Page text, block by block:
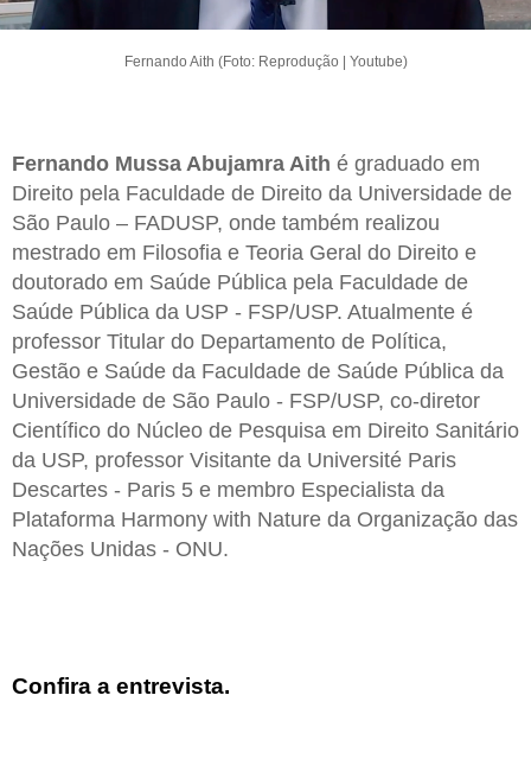
Fernando Aith (Foto: Reprodução | Youtube)
Fernando Mussa Abujamra Aith é graduado em
Direito pela Faculdade de Direito da Universidade de
São Paulo – FADUSP, onde também realizou
mestrado em Filosofia e Teoria Geral do Direito e
doutorado em Saúde Pública pela Faculdade de
Saúde Pública da USP - FSP/USP. Atualmente é
professor Titular do Departamento de Política,
Gestão e Saúde da Faculdade de Saúde Pública da
Universidade de São Paulo - FSP/USP, co-diretor
Científico do Núcleo de Pesquisa em Direito Sanitário
da USP, professor Visitante da Université Paris
Descartes - Paris 5 e membro Especialista da
Plataforma Harmony with Nature da Organização das
Nações Unidas - ONU.
Confira a entrevista.